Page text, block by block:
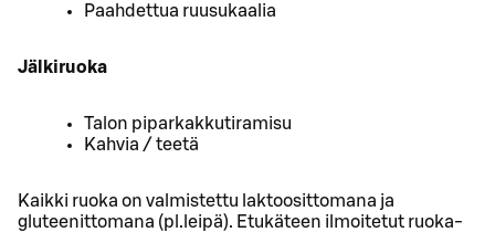
Paahdettua ruusukaalia
Jälkiruoka
Talon piparkakkutiramisu
Kahvia / teetä
Kaikki ruoka on valmistettu laktoosittomana ja
gluteenittomana (pl.leipä). Etukäteen ilmoitetut ruoka-